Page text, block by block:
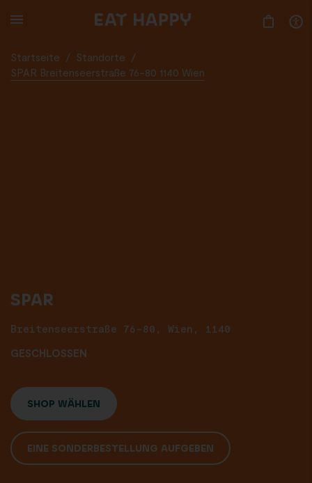
TO
Startseite / Standorte
/
SPAR Breitenseerstraße 76-80 1140 Wien
SPAR
Breitenseerstraße 76-80, Wien, 1140
GESCHLOSSEN
SHOP WÄHLEN
EINE SONDERBESTELLUNG AUFGEBEN